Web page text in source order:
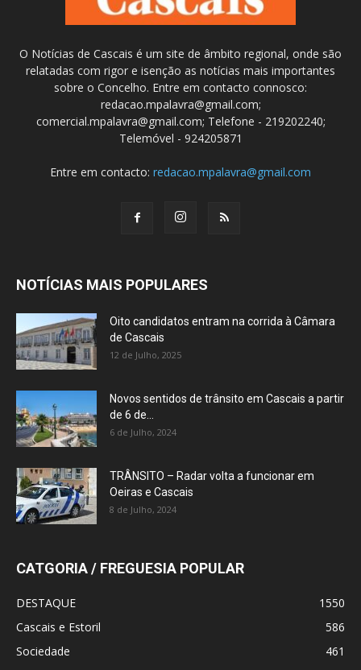
O Notícias de Cascais é um site de âmbito regional, onde são
relatadas com rigor e isenção as notícias mais importantes
sobre o Concelho. Entre em contacto connosco:
redacao.mpalavra@gmail.com;
comercial.mpalavra@gmail.com; Telefone - 219202240;
Telemóvel - 924205871
Entre em contacto: redacao.mpalavra@gmail.com
NOTÍCIAS MAIS POPULARES
Oito candidatos entram na corrida à Câmara
de Cascais
12 de Julho, 2025
Novos sentidos de trânsito em Cascais a partir
de 6 de...
6 de Julho, 2024
TRÂNSITO – Radar volta a funcionar em
Oeiras e Cascais
8 de Julho, 2024
CATGORIA / FREGUESIA POPULAR
DESTAQUE
1550
Cascais e Estoril
586
Sociedade
461